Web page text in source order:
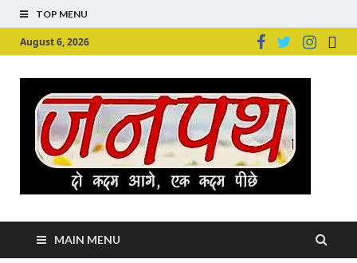
TOP MENU
August 6, 2026
MAIN MENU